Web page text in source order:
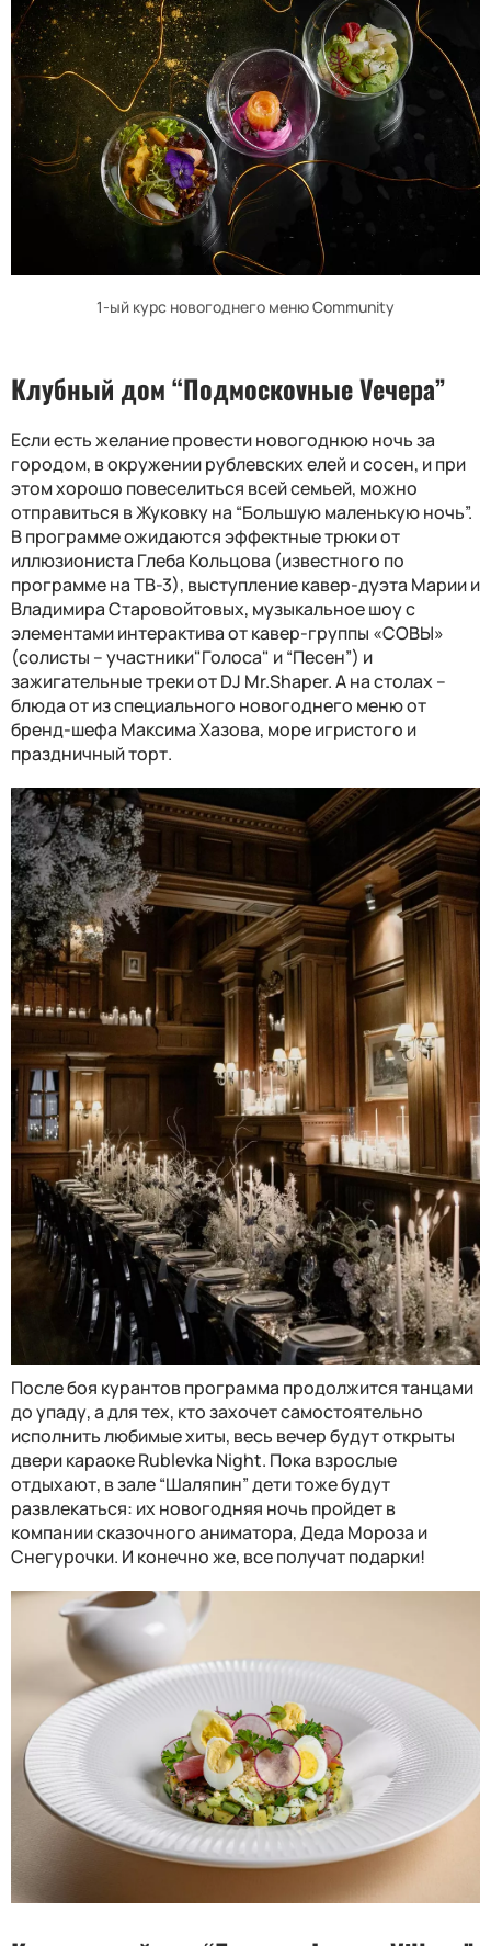
1-ый курс новогоднего менюCommunity
Клубный дом “Подмоскоvные Veчера”
Если есть желание провести новогоднюю ночь за
городом, в окружении рублевских елей и сосен, и при
этом хорошо повеселиться всей семьей, можно
отправиться в Жуковку на “Большую маленькую ночь”.
В программе ожидаютсяэффектные трюки от
иллюзиониста Глеба Кольцова (известного по
программе на ТВ-3), выступление кавер-дуэта Марии и
Владимира Старовойтовых, музыкальное шоу с
элементами интерактива от кавер-группы «СОВЫ»
(солисты – участники"Голоса" и “Песен”) и
зажигательные треки от DJ Mr.Shaper. А на столах –
блюда от из специального новогоднего меню от
бренд-шефа Максима Хазова, море игристого и
праздничный торт.
После боя курантов программа продолжится танцами
до упаду, а для тех, кто захочет самостоятельно
исполнить любимые хиты, весь вечер будут открыты
двери караоке Rublevka Night. Пока взрослые
отдыхают, в зале “Шаляпин” дети тоже будут
развлекаться: их новогодняя ночь пройдет в
компании сказочного аниматора, Деда Мороза и
Снегурочки. И конечно же, все получат подарки!